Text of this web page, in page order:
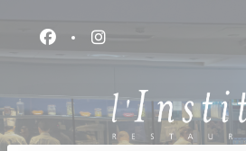
Facebook ((otevře se v
Instagram ((otevře